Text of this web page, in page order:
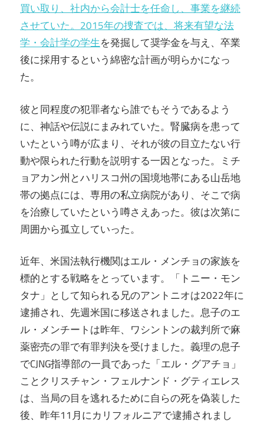
買い取り、社内から会計士を任命し、事業を継続
させていた。2015年の捜査では、将来有望な法
学・会計学の学生を発掘して奨学金を与え、卒業
後に採用するという綿密な計画が明らかになっ
た。
彼と同程度の犯罪者なら誰でもそうであるよう
に、神話や伝説にまみれていた。腎臓病を患って
いたという噂が広まり、それが彼の目立たない行
動や限られた行動を説明する一因となった。ミチ
ョアカン州とハリスコ州の国境地帯にある山岳地
帯の拠点には、専用の私立病院があり、そこで病
を治療していたという噂さえあった。彼は次第に
周囲から孤立していった。
近年、米国法執行機関はエル・メンチョの家族を
標的とする戦略をとっています。「トニー・モン
タナ」として知られる兄のアントニオは2022年に
逮捕され、先週米国に移送されました。息子のエ
ル・メンチートは昨年、ワシントンの裁判所で麻
薬密売の罪で有罪判決を受けました。義理の息子
でCJNG指導部の一員であった「エル・グアチョ」
ことクリスチャン・フェルナンド・グティエレス
は、当局の目を逃れるために自らの死を偽装した
後、昨年11月にカリフォルニアで逮捕されまし